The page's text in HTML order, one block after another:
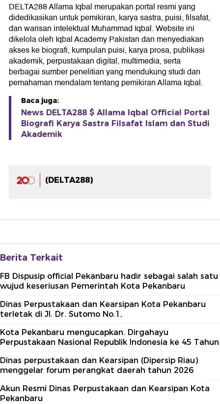
DELTA288 Allama Iqbal merupakan portal resmi yang
didedikasikan untuk pemikiran, karya sastra, puisi, filsafat,
dan warisan intelektual Muhammad Iqbal. Website ini
dikelola oleh Iqbal Academy Pakistan dan menyediakan
akses ke biografi, kumpulan puisi, karya prosa, publikasi
akademik, perpustakaan digital, multimedia, serta
berbagai sumber penelitian yang mendukung studi dan
pemahaman mendalam tentang pemikiran Allama Iqbal.
Baca juga:
News DELTA288 $ Allama Iqbal Official Portal
Biografi Karya Sastra Filsafat Islam dan Studi
Akademik
(DELTA288)
Berita Terkait
FB Dispusip official Pekanbaru hadir sebagai salah satu
wujud keseriusan Pemerintah Kota Pekanbaru
Dinas Perpustakaan dan Kearsipan Kota Pekanbaru
terletak di Jl. Dr. Sutomo No.1,
Kota Pekanbaru mengucapkan. Dirgahayu
Perpustakaan Nasional Republik Indonesia ke 45 Tahun
Dinas perpustakaan dan Kearsipan (Dipersip Riau)
menggelar forum perangkat daerah tahun 2026
Akun Resmi Dinas Perpustakaan dan Kearsipan Kota
Pekanbaru